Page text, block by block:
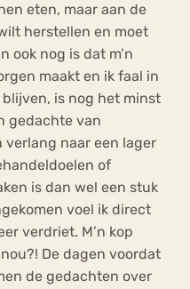
eten, maar aan de
herstellen en moet
ook nog is dat m’n
maakt en ik faal in
blijven, is nog het minst
gedachte van
naar een lager
of
is dan wel een stuk
voel ik direct
verdriet. M’n kop
De dagen voordat
de gedachten over